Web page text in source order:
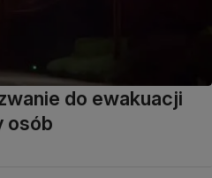
do ewakuacji
osób